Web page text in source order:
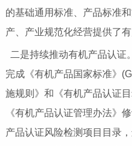
的基础通用标准、产品标准
产、产业规范化经营提供了有
二是持续推动有机产品认证
完成《有机产品国家标准》
施规则》和《有机产品认证
《有机产品认证管理办法》
产品认证风险检测项目目录